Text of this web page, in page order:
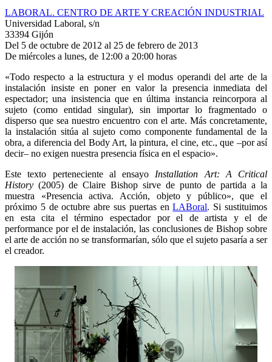
LABORAL. CENTRO DE ARTE Y CREACIÓN INDUSTRIAL
Universidad Laboral, s/n
33394 Gijón
Del 5 de octubre de 2012 al 25 de febrero de 2013
De miércoles a lunes, de 12:00 a 20:00 horas
«Todo respecto a la estructura y el modus operandi del arte de la
instalación insiste en poner en valor la presencia inmediata del
espectador; una insistencia que en última instancia reincorpora al
sujeto (como entidad singular), sin importar lo fragmentado o
disperso que sea nuestro encuentro con el arte. Más concretamente,
la instalación sitúa al sujeto como componente fundamental de la
obra, a diferencia del Body Art, la pintura, el cine, etc., que –por así
decir– no exigen nuestra presencia física en el espacio».
Este texto perteneciente al ensayo Installation Art:
A Critical
History (2005) de Claire Bishop sirve de punto de partida a la
muestra «Presencia activa. Acción, objeto y público», que el
próximo 5 de octubre abre sus puertas enLABoral. Si sustituimos
en esta cita el término espectador por el de artista y el de
performance por el de instalación, las conclusiones de Bishop sobre
el arte de acción no se transformarían, sólo que el sujeto pasaría a ser
el creador.